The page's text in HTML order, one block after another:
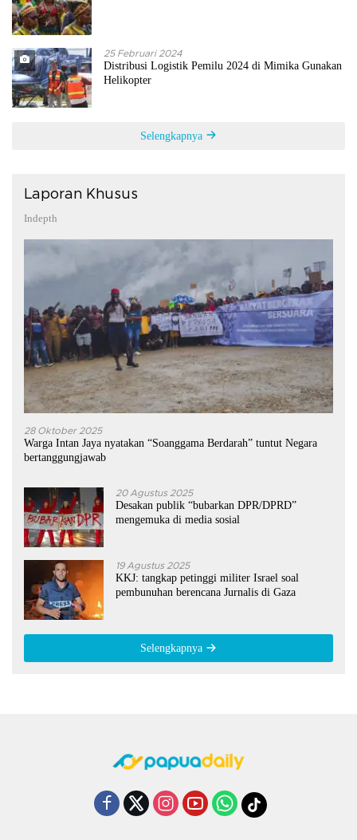
25 Februari 2024
Distribusi Logistik Pemilu 2024 di Mimika Gunakan
Helikopter
Selengkapnya
Laporan Khusus
Indepth
28 Oktober 2025
Warga Intan Jaya nyatakan “Soanggama Berdarah” tuntut Negara
bertanggungjawab
20 Agustus 2025
Desakan publik “bubarkan DPR/DPRD”
mengemuka di media sosial
19 Agustus 2025
KKJ: tangkap petinggi militer Israel soal
pembunuhan berencana Jurnalis di Gaza
Selengkapnya